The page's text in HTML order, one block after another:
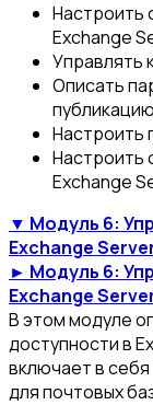
Настроить
Exchange
Управлять
Описать
Настроить
Настроить
Exchange
▼ Модуль 6:
Exchange
► Модуль 6:
Exchange
В этом модуле
доступности в
включает в
для почтовых